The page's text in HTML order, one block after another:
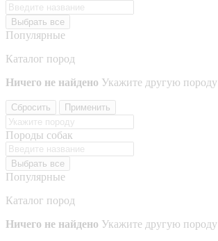
Выбрать все
Популярные
Каталог пород
Ничего не найдено Укажите другую породу
Сбросить Применить
Породы собак
Выбрать все
Популярные
Каталог пород
Ничего не найдено Укажите другую породу